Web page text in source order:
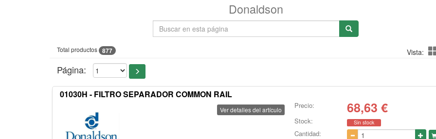
Donaldson
Total productos 877 Vista:
Página:
01030H - FILTRO SEPARADOR COMMON RAIL
Ver detalles del artículo Precio: 68,63 €
Stock: Sin stock
Cantidad: